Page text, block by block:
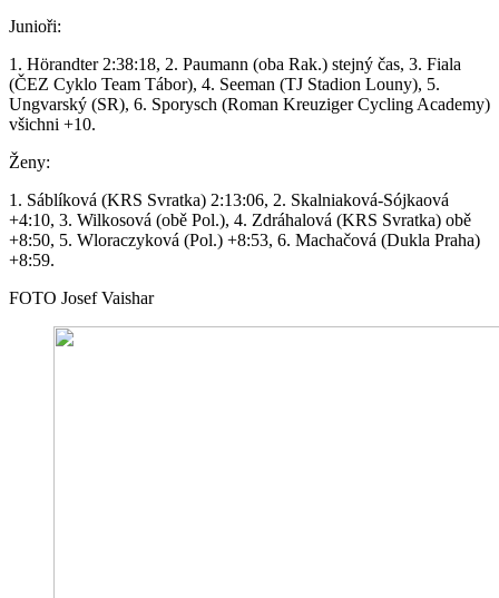
Junioři:
1. Hörandter 2:38:18, 2. Paumann (oba Rak.) stejný čas, 3. Fiala
(ČEZ Cyklo Team Tábor), 4. Seeman (TJ Stadion Louny), 5.
Ungvarský (SR), 6. Sporysch (Roman Kreuziger Cycling Academy)
všichni +10.
Ženy:
1. Sáblíková (KRS Svratka) 2:13:06, 2. Skalniaková-Sójkaová
+4:10, 3. Wilkosová (obě Pol.), 4. Zdráhalová (KRS Svratka) obě
+8:50, 5. Wloraczyková (Pol.) +8:53, 6. Machačová (Dukla Praha)
+8:59.
FOTO Josef Vaishar